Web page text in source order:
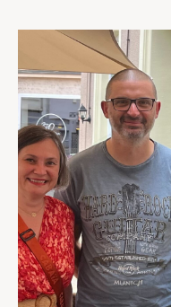
Berufliche
Mitglied
Aktuell